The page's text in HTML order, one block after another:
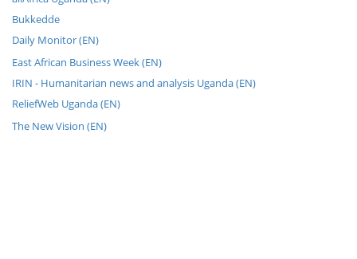
Bukkedde
Daily Monitor (EN)
East African Business Week (EN)
IRIN - Humanitarian news and analysis Uganda (EN)
ReliefWeb Uganda (EN)
The New Vision (EN)